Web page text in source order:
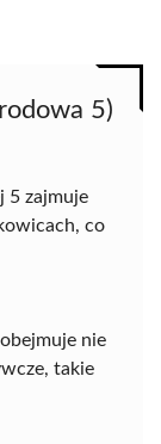
5)
5 zajmuje
co
nie
takie